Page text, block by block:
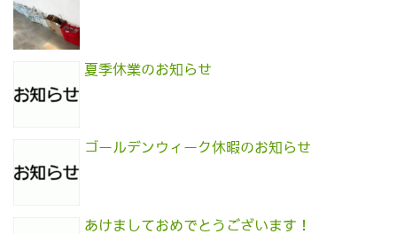
夏季休業のお知らせ
ゴールデンウィーク休暇のお知らせ
あけましておめでとうございます！